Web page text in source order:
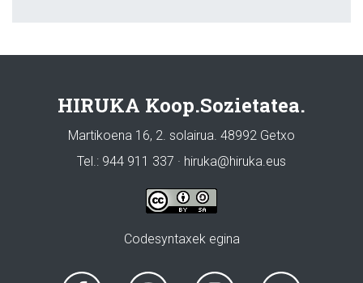
HIRUKA Koop.Sozietatea.
Martikoena 16, 2. solairua. 48992 Getxo
Tel.: 944 911 337 · hiruka@hiruka.eus
Codesyntaxek egina